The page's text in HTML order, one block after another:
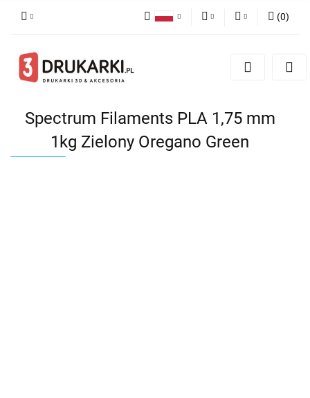
English
Zarejestruj się
(0)
Spectrum Filaments PLA 1,75 mm
1kg Zielony Oregano Green